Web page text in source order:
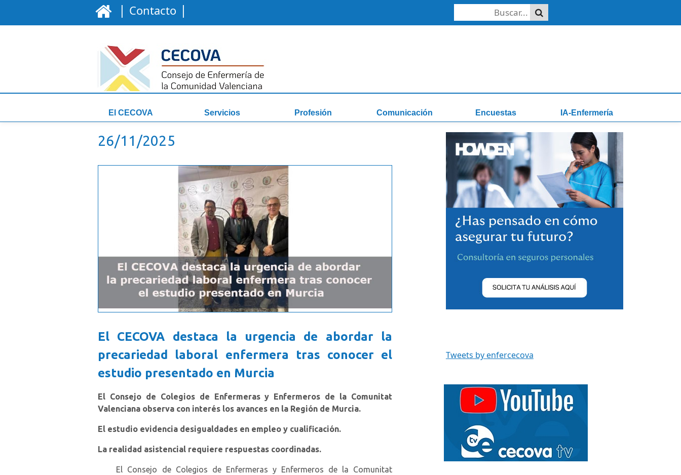
| Contacto |
El CECOVA Servicios Profesión Comunicación Encuestas IA-Enfermería
26/11/2025
El CECOVA destaca la urgencia de abordar la
precariedad laboral enfermera tras conocer el
estudio presentado en Murcia
El Consejo de Colegios de Enfermeras y Enfermeros de la Comunitat
Valenciana observa con interés los avances en la Región de Murcia.
El estudio evidencia desigualdades en empleo y cualificación.
La realidad asistencial requiere respuestas coordinadas.
El Consejo de Colegios de Enfermeras y Enfermeros de la Comunitat
Tweets by enfercecova